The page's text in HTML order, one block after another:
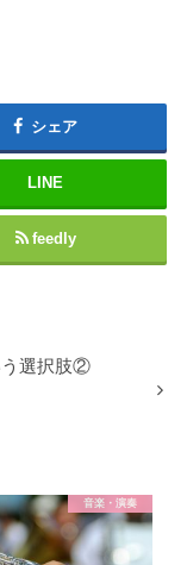
シェア
LINE
feedly
う選択肢②
音楽・演奏